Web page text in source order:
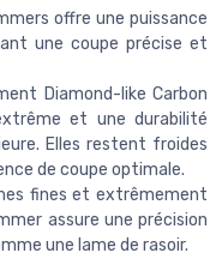
offre une puissance
une coupe précise et
Diamond-like Carbon
et une durabilité
Elles restent froides
de coupe optimale.
fines et extrêmement
assure une précision
une lame de rasoir.